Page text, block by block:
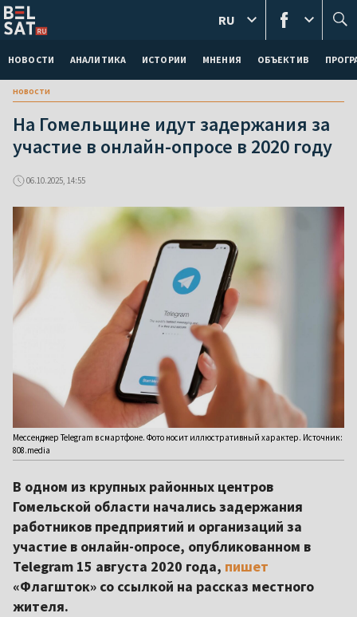
НОВОСТИ АНАЛИТИКА ИСТОРИИ МНЕНИЯ ОБЪЕКТИВ
RU
новости
На Гомельщине идут задержания за
участие в онлайн-опросе в 2020 году
06.10.2025, 14:55
Мессенджер Telegram в смартфоне. Фото носит иллюстративный характер. Источник:
808.media
В одном из крупных районных центров
Гомельской области начались задержания
работников предприятий и организаций за
участие в онлайн-опросе, опубликованном в
Telegram 15 августа 2020 года, пишет
«Флагшток» со ссылкой на рассказ местного
жителя.